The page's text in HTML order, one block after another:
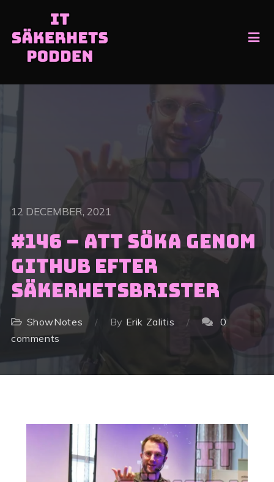
12 DECEMBER, 2021
#146 – Att söka genom
Github efter
säkerhetsbrister
ShowNotes By Erik Zalitis
0
comments